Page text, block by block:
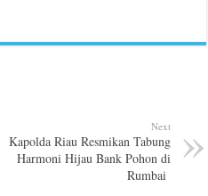
Next
Kapolda Riau Resmikan Tabung
Harmoni Hijau Bank Pohon di
Rumbai